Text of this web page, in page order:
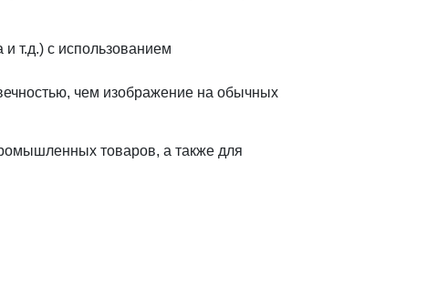
т.д.) с использованием
чем изображение на обычных
товаров, а также для